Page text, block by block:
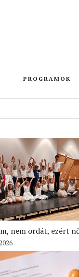
PROGRAMOK
nem ordát, ezért